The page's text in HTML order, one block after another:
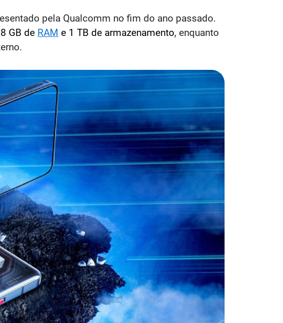
pela Qualcomm no fim do ano passado.
GB de RAM e 1 TB de armazenamento, enquanto